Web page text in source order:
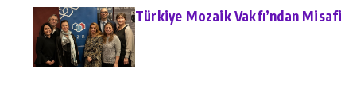
Türkiye Mozaik Vakfı’ndan